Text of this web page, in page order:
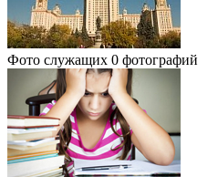
Фото служащих 0 фотографий